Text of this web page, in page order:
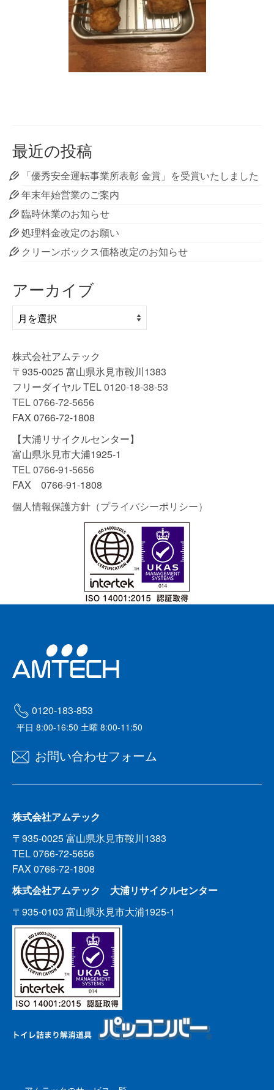
最近の投稿
「優秀安全運転事業所表彰 金賞」を受賞いたしました
年末年始営業のご案内
臨時休業のお知らせ
処理料金改定のお願い
クリーンボックス価格改定のお知らせ
アーカイブ
ア
ー
イ
ブ
株式会社アムテック
〒935-0025 富山県氷見市鞍川1383
フリーダイヤルTEL 0120-18-38-53
TEL 0766-72-5656
FAX 0766-72-1808
【大浦リサイクルセンター】
富山県氷見市大浦1925-1
TEL 0766-91-5656
FAX 0766-91-1808
個人情報保護方針（プライバシーポリシー）
0120-183-853
平日 8:00-16:50 土曜 8:00-11:50
お問い合わせフォーム
株式会社アムテック
〒935-0025 富山県氷見市鞍川1383
TEL 0766-72-5656
FAX 0766-72-1808
株式会社アムテック 大浦リサイクルセンター
〒935-0103 富山県氷見市大浦1925-1